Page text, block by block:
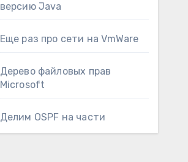
версию Java
Еще раз про сети на VmWare
Дерево файловых прав
Microsoft
Делим OSPF на части